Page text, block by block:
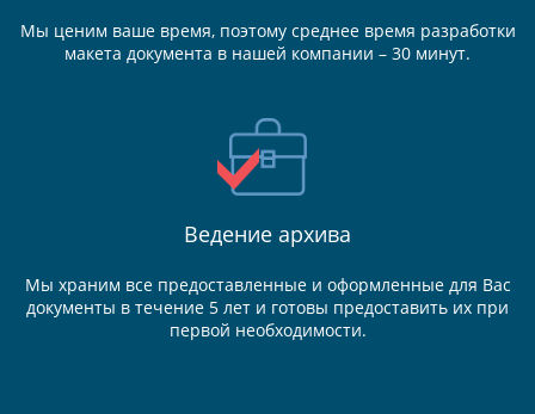
Мы ценим ваше время, поэтому среднее время разработки
макета документа в нашей компании – 30 минут.
Ведение архива
Мы храним все предоставленные и оформленные для Вас
документы в течение 5 лет и готовы предоставить их при
первой необходимости.